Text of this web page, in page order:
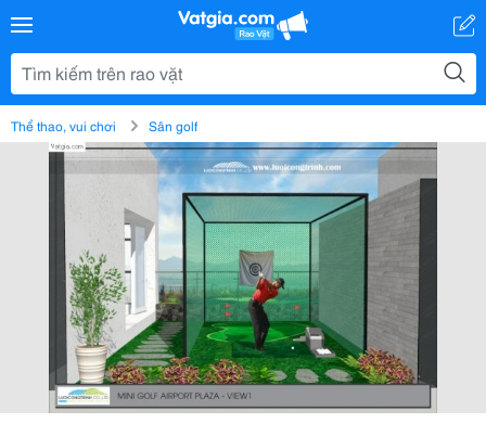
Thể thao, vui chơi Sân golf